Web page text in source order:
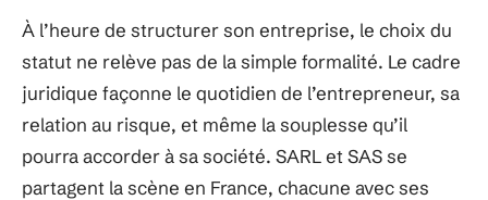
À l’heure de structurer son entreprise, le choix du
statut ne relève pas de la simple formalité. Le cadre
juridique façonne le quotidien de l’entrepreneur, sa
relation au risque, et même la souplesse qu’il
pourra accorder à sa société. SARL et SAS se
partagent la scène en France, chacune avec ses